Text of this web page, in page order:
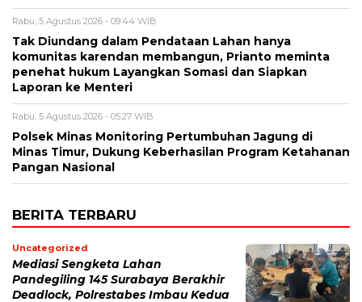
Rabu, 5 Agustus 2026 - 09:44 WIB
Tak Diundang dalam Pendataan Lahan hanya
komunitas karendan membangun, Prianto meminta
penehat hukum Layangkan Somasi dan Siapkan
Laporan ke Menteri
Rabu, 5 Agustus 2026 - 05:27 WIB
Polsek Minas Monitoring Pertumbuhan Jagung di
Minas Timur, Dukung Keberhasilan Program Ketahanan
Pangan Nasional
BERITA TERBARU
Uncategorized
Mediasi Sengketa Lahan
Pandegiling 145 Surabaya Berakhir
Deadlock, Polrestabes Imbau Kedua